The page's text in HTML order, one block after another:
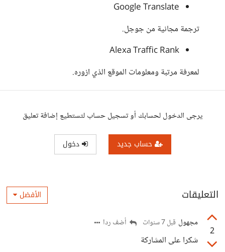
Google Translate
ترجمة مجانية من جوجل.
‪Alexa Traffic Rank‬
لمعرفة مرتبة ومعلومات الموقع الذي ازوره.
يرجى الدخول لحسابك أو تسجيل حساب لتستطيع إضافة تعليق
حساب جديد دخول
التعليقات الأفضل
2
مجهول قبل 7 سنوات أضف ردا
شكرا على المشاركة